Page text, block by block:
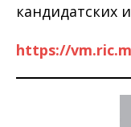
кандидатских
https://